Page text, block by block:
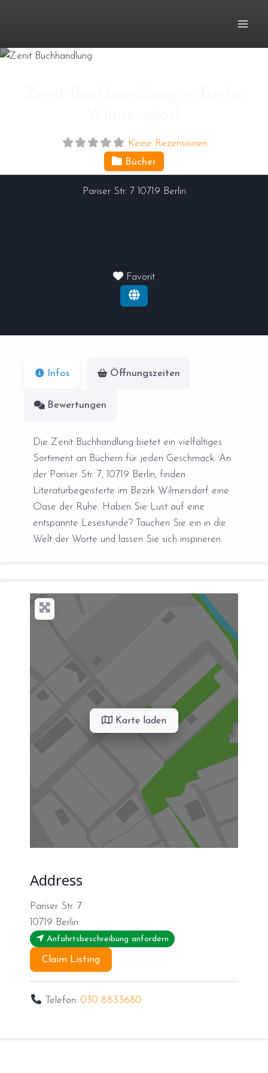
Keine Rezensionen
Bücher
Pariser Str. 7 10719 Berlin
Favorit
Infos Öffnungszeiten
Bewertungen
Die Zenit Buchhandlung bietet ein vielfältiges
Sortiment an Büchern für jeden Geschmack. An
der Pariser Str. 7, 10719 Berlin, finden
Literaturbegeisterte im Bezirk Wilmersdorf eine
Oase der Ruhe. Haben Sie Lust auf eine
entspannte Lesestunde? Tauchen Sie ein in die
Welt der Worte und lassen Sie sich inspirieren.
Karte laden
Address
Pariser Str. 7
10719 Berlin
Anfahrtsbeschreibung anfordern
Claim Listing
Telefon:030 8833680